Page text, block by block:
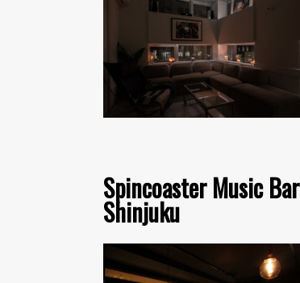
Spincoaster Music Bar
Shinjuku